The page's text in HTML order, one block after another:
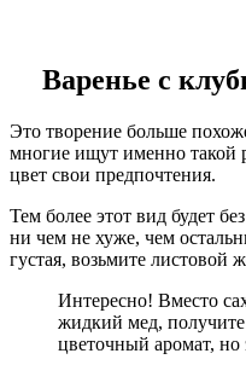
Варенье с
Это творение больше
многие ищут именно такой
цвет свои предпочтения.
Тем более этот вид будет
ни чем не хуже, чем
густая, возьмите листовой
Интересно! Вместо
жидкий мед,
цветочный аромат, но